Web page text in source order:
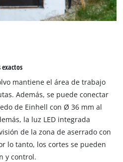
su consentimiento para
el servicio Google Maps!
website owner needs to setup
their CMP to add this content
list of technologies used.
byUsercentrics Consent
Platform
mantiene el área de trabajo
Además, se puede conectar
de Einhell con Ø 36 mm al
la luz LED integrada
de la zona de aserrado con
lo tanto, los cortes se pueden
y control.